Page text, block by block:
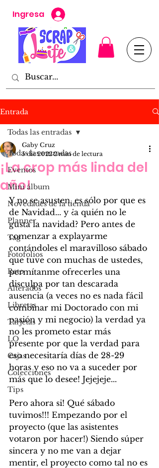
Ingresa
Entrada
Todas las entradas
Eventos
Mini álbum
Novedades de la tienda
Planner
Tag
Fotofolios
Reto
Alterados
Libretas
Tarjetas
LO
Cajas
Colecciones
Tips
Todas las entradas
¡La crop más linda del
año!
Gaby Cruz
5 dic 2022 2 min de lectura
Y no se asusten, es sólo por que es
de Navidad... y ¿a quién no le
gusta la navidad? Pero antes de
comenzar a explayarme
contándoles el maravilloso sábado
que tuve con muchas de ustedes,
permítanme ofrecerles una
disculpa por tan descarada
ausencia (a veces no es nada fácil
combinar mi Doctorado con mi
pasión y mi negocio) la verdad ya
no les prometo estar más
presente por que la verdad para
eso necesitaría días de 28-29
horas y eso no va a suceder por
más que lo desee! Jejejeje...
Pero ahora si! Qué sábado
tuvimos!!! Empezando por el
proyecto (que las asistentes
votaron por hacer!) Siendo súper
sincera y no me van a dejar
mentir, el proyecto como tal no es